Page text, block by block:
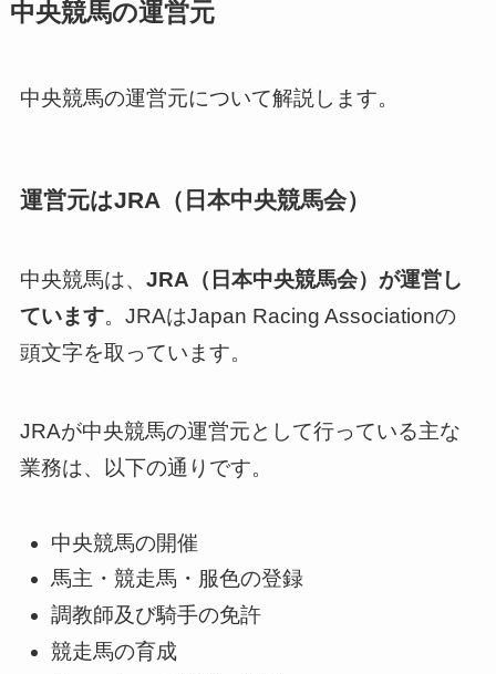
中央競馬の運営元
中央競馬の運営元について解説します。
運営元はJRA（日本中央競馬会）
中央競馬は、 JRA（日本中央競馬会）が運営し
ています。JRAはJapan Racing Associationの
頭文字を取っています。
JRAが中央競馬の運営元として行っている主な
業務は、以下の通りです。
中央競馬の開催
馬主・競走馬・服色の登録
調教師及び騎手の免許
競走馬の育成